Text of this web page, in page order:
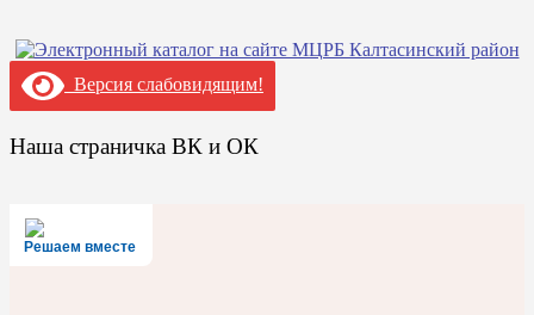
Версия слабовидящим!
Наша страничка ВК и ОК
Решаем вместе